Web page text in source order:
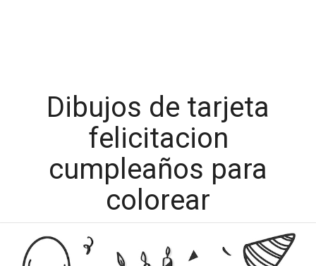
Dibujos de tarjeta
felicitacion
cumpleaños para
colorear